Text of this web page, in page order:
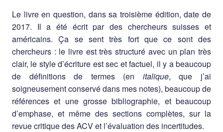
Le livre en question, dans sa troisième édition, date de
2017. Il a été écrit par des chercheurs suisses et
américains. Ça se sent très fort que ce sont des
chercheurs : le livre est très structuré avec un plan très
clair, le style d’écriture est sec et factuel, il y a beaucoup
de définitions de termes (en italique, que j’ai
soigneusement conservé dans mes notes), beaucoup de
références et une grosse bibliographie, et beaucoup
d’emphase, et même des sections complètes, sur la
revue critique des ACV et l’évaluation des incertitudes.